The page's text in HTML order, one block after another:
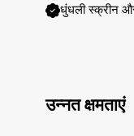
धुंधली स्क्रीन
उन्नत क्षमताएं